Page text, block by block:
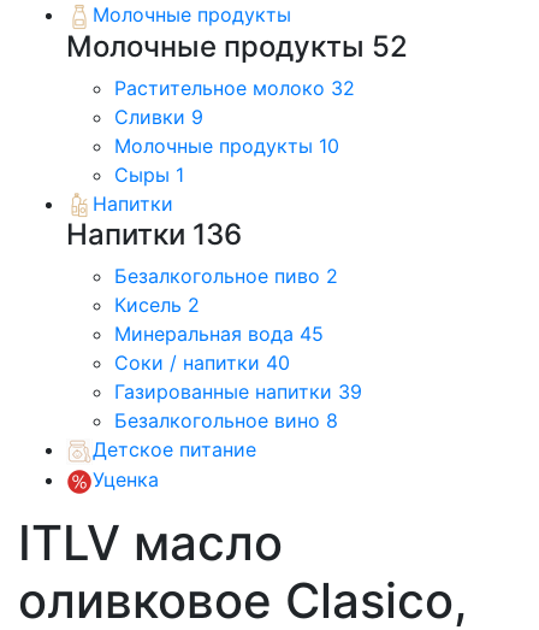
Молочные продукты
Молочные продукты 52
Растительное молоко 32
Сливки 9
Молочные продукты 10
Сыры 1
Напитки
Напитки 136
Безалкогольное пиво 2
Кисель 2
Минеральная вода 45
Соки / напитки 40
Газированные напитки 39
Безалкогольное вино 8
Детское питание
Уценка
ITLV масло
оливковое Clasico,